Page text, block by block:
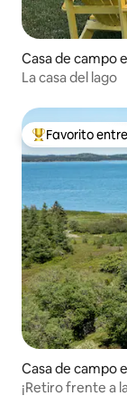
Casa de campo
La casa del lago
Favorito entre
Favorito
Casa de campo
¡Retiro frente a